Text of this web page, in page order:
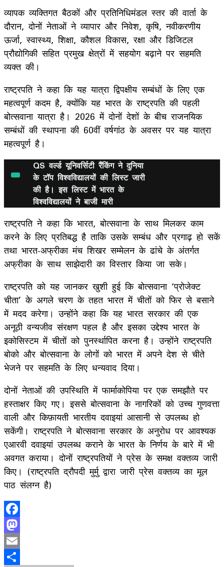
व्यापक व्यक्तिगत बैठकों और प्रतिनिधिमंडल स्तर की वार्ता के
दौरान, दोनों नेताओं ने व्यापार और निवेश, कृषि, नवीकरणीय
ऊर्जा, स्वास्थ्य, शिक्षा, कौशल विकास, रक्षा और डिजिटल
प्रौद्योगिकी सहित प्रमुख क्षेत्रों में सहयोग बढ़ाने पर सहमति
व्यक्त की।
राष्ट्रपति ने कहा कि यह यात्रा द्विपक्षीय सम्‍बंधों के लिए एक
महत्वपूर्ण कदम है, क्योंकि यह भारत के राष्ट्रपति की पहली
बोत्सवाना यात्रा है। 2026 में दोनों देशों के बीच राजनयिक
सम्‍बंधों की स्थापना की 60वीं वर्षगांठ के अवसर पर यह यात्रा
महत्वपूर्ण है।
QS वर्ल्ड यूनिवर्सिटी रैंकिंग ने दुनिया
के टॉप विश्वविद्यालयों की लिस्ट जारी
की है। इस लिस्ट में भारत के
विश्वविद्यालयों ने बाजी मारी
राष्ट्रपति ने कहा कि भारत, बोत्सवाना के साथ मिलकर काम
करने के लिए प्रतिबद्ध है ताकि उसके सम्‍बंध और प्रगाढ़ हो सकें
तथा भारत-अफ्रीका मंच शिखर सम्मेलन के ढांचे के अंतर्गत
अफ्रीका के साथ साझेदारी का विस्तार किया जा सके।
राष्ट्रपति को यह जानकर खुशी हुई कि बोत्सवाना ‘प्रोजेक्ट
चीता’ के अगले चरण के तहत भारत में चीतों को फिर से बसाने
में मदद करेगा। उन्होंने कहा कि यह भारत सरकार की एक
अनूठी वन्यजीव संरक्षण पहल है और इसका उद्देश्य भारत के
इकोसिस्‍टम में चीतों को पुनर्स्थापित करना है। उन्होंने राष्ट्रपति
बोको और बोत्सवाना के लोगों को भारत में अपने देश से चीते
भेजने पर सहमति के लिए धन्यवाद दिया।
दोनों नेताओं की उपस्थिति में फार्माकोपिया पर एक समझौते पर
हस्ताक्षर किए गए। इससे बोत्सवाना के नागरिकों को उच्च गुणवत्ता
वाली और किफ़ायती भारतीय दवाइयां आसानी से उपलब्ध हो
सकेंगी। राष्ट्रपति ने बोत्सवाना सरकार के अनुरोध पर आवश्यक
एआरवी दवाइयां उपलब्ध कराने के भारत के निर्णय के बारे में भी
अवगत कराया। दोनों राष्ट्रपतियों ने प्रेस के समक्ष वक्तव्य जारी
किए। (राष्ट्रपति द्रौपदी मुर्मु द्वारा जारी प्रेस वक्तव्य का मूल
पाठ संलग्न है)
Facebook
Mastodon
Email